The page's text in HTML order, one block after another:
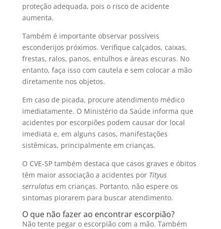
proteção adequada, pois o risco de acidente
aumenta.
Também é importante observar possíveis
esconderijos próximos. Verifique calçados, caixas,
frestas, ralos, panos, entulhos e áreas escuras. No
entanto, faça isso com cautela e sem colocar a mão
diretamente nos objetos.
Em caso de picada, procure atendimento médico
imediatamente. O Ministério da Saúde informa que
acidentes por escorpiões podem causar dor local
imediata e, em alguns casos, manifestações
sistêmicas, principalmente em crianças.
O CVE-SP também destaca que casos graves e óbitos
têm maior associação a acidentes por Tityus
serrulatusem crianças. Portanto, não espere os
sintomas piorarem para buscar atendimento.
O que não fazer ao encontrar escorpião?
Não tente pegar o escorpião com a mão. Também